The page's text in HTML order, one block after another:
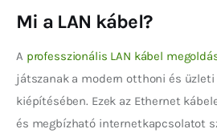
Mi a LAN kábel?
A professzionális LAN kábel
játszanak a modern otthoni és üzleti
kiépítésében. Ezek az Ethernet
és megbízható internetkapcsolatot